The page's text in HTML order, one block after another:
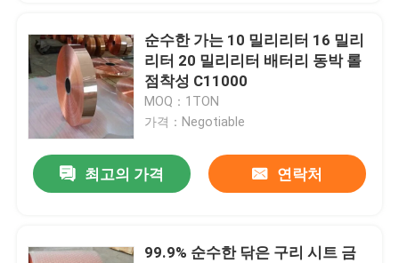
순수한 가는 10 밀리리터 16 밀리
리터 20 밀리리터 배터리 동박 롤
점착성 C11000
MOQ：1TON
가격：Negotiable
최고의 가격 연락처
99.9% 순수한 닦은 구리 시트 금